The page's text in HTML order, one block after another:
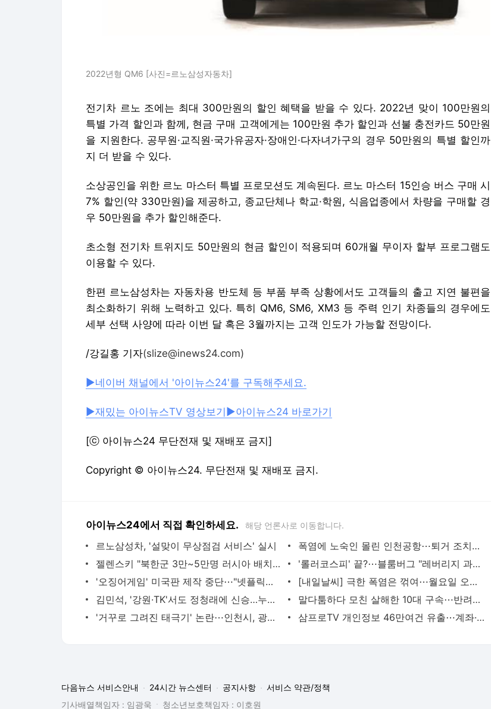
2022년형 QM6 [사진=르노삼성자동차]
전기차 르노 조에는 최대 300만원의 할인 혜택을 받을 수 있다. 2022년 맞이 100만원의
특별 가격 할인과 함께, 현금 구매 고객에게는 100만원 추가 할인과 선불 충전카드 50만원
을 지원한다. 공무원·교직원·국가유공자·장애인·다자녀가구의 경우 50만원의 특별 할인까
지 더 받을 수 있다.
소상공인을 위한 르노 마스터 특별 프로모션도 계속된다. 르노 마스터 15인승 버스 구매 시
7% 할인(약 330만원)을 제공하고, 종교단체나 학교·학원, 식음업종에서 차량을 구매할 경
우 50만원을 추가 할인해준다.
초소형 전기차 트위지도 50만원의 현금 할인이 적용되며 60개월 무이자 할부 프로그램도
이용할 수 있다.
한편 르노삼성차는 자동차용 반도체 등 부품 부족 상황에서도 고객들의 출고 지연 불편을
최소화하기 위해 노력하고 있다. 특히 QM6, SM6, XM3 등 주력 인기 차종들의 경우에도
세부 선택 사양에 따라 이번 달 혹은 3월까지는 고객 인도가 가능할 전망이다.
/강길홍 기자(slize@inews24.com)
▶네이버 채널에서 '아이뉴스24'를 구독해주세요.
▶재밌는 아이뉴스TV 영상보기 ▶아이뉴스24 바로가기
[ⓒ 아이뉴스24 무단전재 및 재배포 금지]
Copyright © 아이뉴스24. 무단전재 및 재배포 금지.
아이뉴스24에서 직접 확인하세요. 해당 언론사로 이동합니다.
르노삼성차, '설맞이 무상점검 서비스' 실시
폭염에 노숙인 몰린 인천공항⋯퇴거 조치에 인권단체 반발
젤렌스키 "북한군 3만~5만명 러시아 배치⋯韓 방공 지원해달라"
'롤러코스피' 끝?⋯블룸버그 "레버리지 과열 해소된 듯"
'오징어게임' 미국판 제작 중단⋯"넷플릭스 우선순위서 밀렸다"
[내일날씨] 극한 폭염은 꺾여⋯월요일 오전 전국 곳곳에 비
김민석, '강원·TK'서도 정청래에 신승…누적 1.48%p 차 [종합]
말다툼하다 모친 살해한 10대 구속⋯반려견도 죽여
'거꾸로 그려진 태극기' 논란⋯인천시, 광복절 현수막 철거
삼프로TV 개인정보 46만여건 유출⋯계좌·카드정보 등
다음뉴스 서비스안내 24시간 뉴스센터 공지사항
서비스 약관/정책
기사배열책임자 : 임광욱
청소년보호책임자 : 이호원